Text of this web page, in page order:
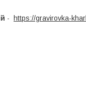
-
https://gravirovka-